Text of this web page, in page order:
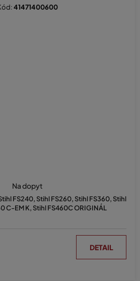
FS240, Stihl FS260, Stihl FS360, Stihl
C-EM K, Stihl FS460C ORIGINÁL
Na dopyt
DETAIL
41471400600